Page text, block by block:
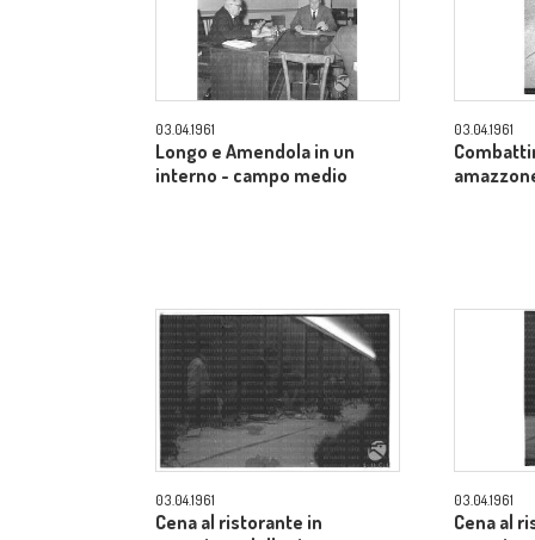
03.04.1961
Longo e Amendola in un
interno - campo medio
03.04.1961
03.04.1961
Cena al ristorante in
03.04.1961
Cena al